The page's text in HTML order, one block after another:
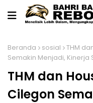
Beranda sosial
THM
Semakin Menjadi, Kinerja
THM dan
Cilegon